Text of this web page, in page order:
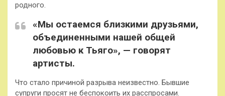
родного.
«Мы остаемся близкими друзьями,
объединенными нашей общей
любовью к Тьяго», — говорят
артисты.
Что стало причиной разрыва неизвестно. Бывшие
супруги просят не беспокоить их расспросами.